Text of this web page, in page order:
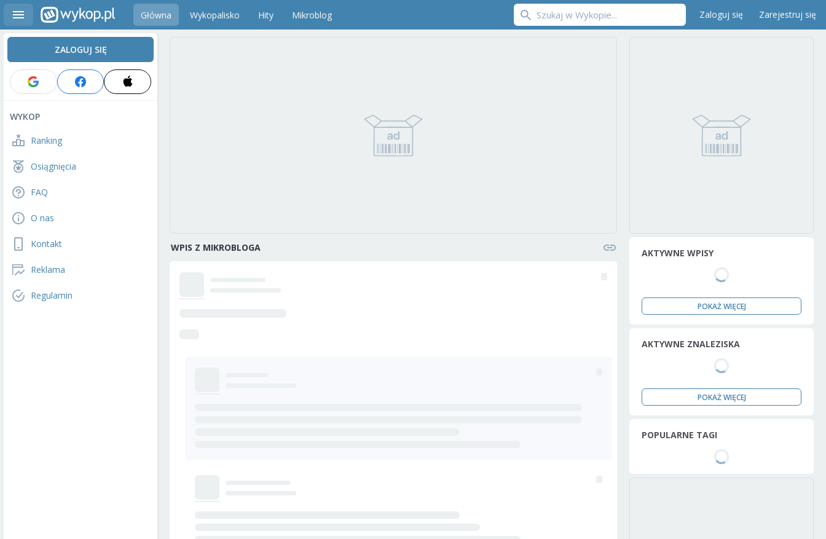
Główna Wykopalisko Hity Mikroblog Zaloguj się Zarejestruj się
ZALOGUJ SIĘ
WYKOP
Ranking
Osiągnięcia
FAQ
O nas
Kontakt
Reklama
Regulamin
WPIS Z MIKROBLOGA AKTYWNE WPISY
POKAŻ WIĘCEJ
AKTYWNE ZNALEZISKA
POKAŻ WIĘCEJ
POPULARNE TAGI